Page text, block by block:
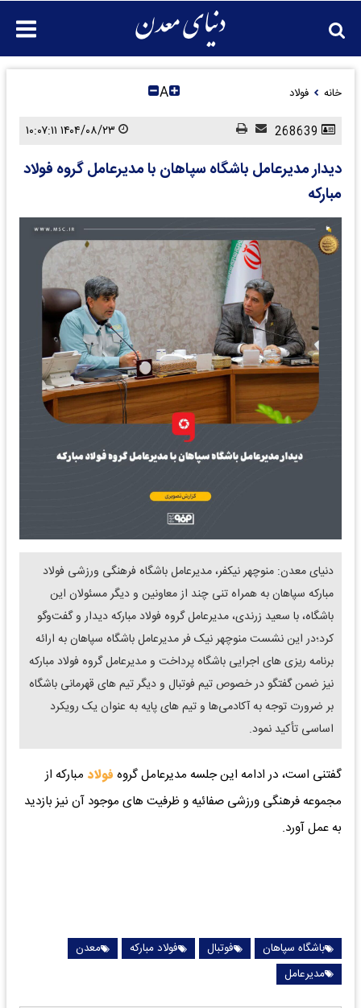
خانه فولاد A
دیدار مدیرعامل باشگاه سپاهان با مدیرعامل گروه فولاد
مبارکه
دنیای معدن: منوچهر نیکفر، مدیرعامل باشگاه فرهنگی ورزشی فولاد
مبارکه سپاهان به همراه تنی چند از معاونین و دیگر مسئولان این
باشگاه، با سعید زرندی، مدیرعامل گروه فولاد مبارکه دیدار و گفت‌وگو
کرد؛در این نشست منوچهر نیک فر مدیرعامل باشگاه سپاهان به ارائه
برنامه ریزی های اجرایی باشگاه پرداخت و مدیرعامل گروه فولاد مبارکه
نیز ضمن گفتگو در خصوص تیم فوتبال و دیگر تیم های قهرمانی باشگاه
بر ضرورت توجه به آکادمی‌ها و تیم های پایه به عنوان یک رویکرد
اساسی تأکید نمود.
گفتنی است، در ادامه این جلسه مدیرعامل گروه فولاد مبارکه از
مجموعه فرهنگی ورزشی صفائیه و ظرفیت های موجود آن نیز بازدید
به عمل آورد.
باشگاه سپاهان فوتبال فولاد مبارکه
معدن
مدیرعامل